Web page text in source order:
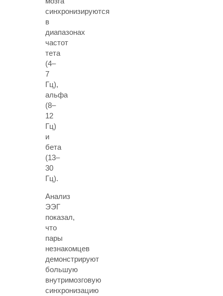
синхронизируются
в
диапазонах
частот
тета
(4–
7
Гц),
альфа
(8–
12
Гц)
и
бета
(13–
30
Гц).
Анализ
ЭЭГ
показал,
что
пары
незнакомцев
демонстрируют
большую
внутримозговую
синхронизацию